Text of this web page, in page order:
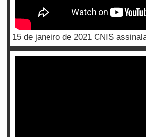
15 de janeiro de 2021 CNIS